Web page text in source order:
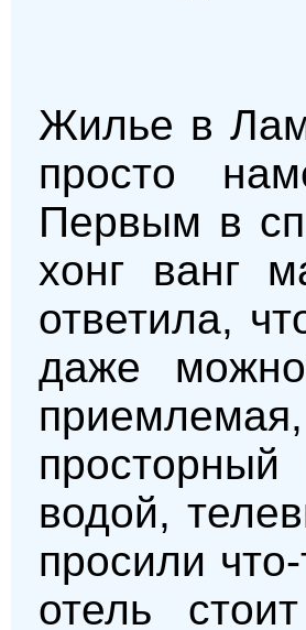
Жилье в
просто
Первым в
хонг ванг
ответила,
даже
водой,
просили
отель